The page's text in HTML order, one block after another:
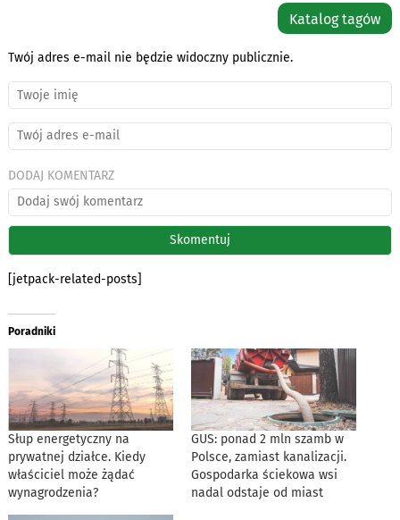
Katalog tagów
Twój adres e-mail nie będzie widoczny publicznie.
DODAJ KOMENTARZ
[jetpack-related-posts]
Poradniki
Słup energetyczny na
prywatnej działce. Kiedy
właściciel może żądać
wynagrodzenia?
GUS: ponad 2 mln szamb w
Polsce, zamiast kanalizacji.
Gospodarka ściekowa wsi
nadal odstaje od miast